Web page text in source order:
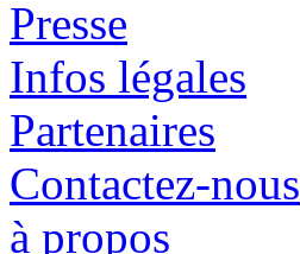
Presse
Infos légales
Partenaires
Contactez-nous
à propos